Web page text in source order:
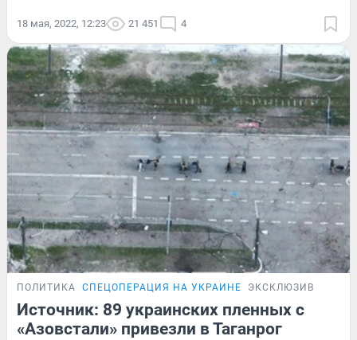
18 мая, 2022, 12:23 21 451 4
ПОЛИТИКА СПЕЦОПЕРАЦИЯ НА УКРАИНЕ ЭКСКЛЮЗИВ
Источник: 89 украинских пленных с
«Азовстали» привезли в Таганрог